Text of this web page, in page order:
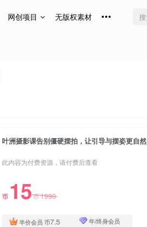
网创项目 无版权素材
叶洲摄影课告别僵硬摆拍，让引导与摆姿更自然
此内容为付费资源，请付费后查看
币 15币1990
半价会员 币7.5 年/终身会员